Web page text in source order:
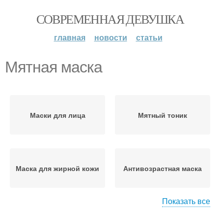
СОВРЕМЕННАЯ ДЕВУШКА
главная новости статьи
Мятная маска
Маски для лица Мятный тоник
Маска для жирной кожи Антивозрастная маска
Показать все